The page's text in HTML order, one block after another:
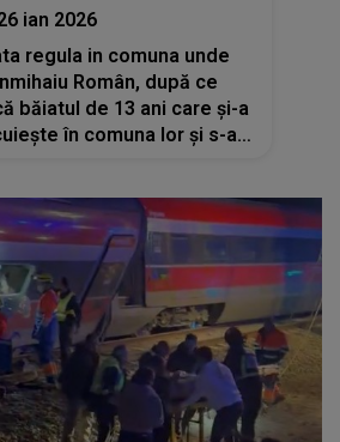
ian 2026
regula in comuna unde
Român, după ce
băiatul de 13 ani care şi-a
în comuna lor şi s-au